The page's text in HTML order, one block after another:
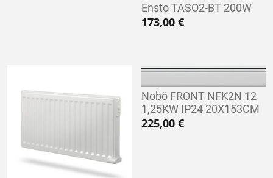
Ensto TASO2-BT 200W
173,00€
Nobö FRONT NFK2N 12
1,25KW IP24 20X153CM
225,00€